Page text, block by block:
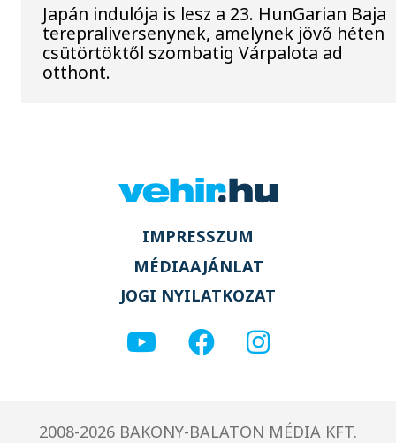
Japán indulója is lesz a 23. HunGarian Baja
terepraliversenynek, amelynek jövő héten
csütörtöktől szombatig Várpalota ad
otthont.
IMPRESSZUM
MÉDIAAJÁNLAT
JOGI NYILATKOZAT
2008-2026 BAKONY-BALATON MÉDIA KFT.